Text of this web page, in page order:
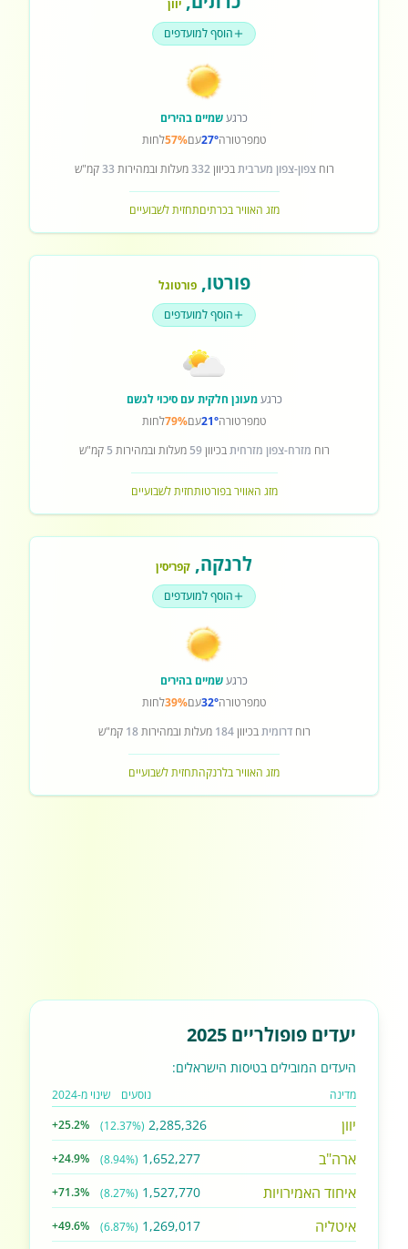
יוון
הוסף למועדפים
כרגעשמיים בהירים
טמפרטורה27°עם57%לחות
רוחצפון-צפון מערביתבכיוון332מעלות ובמהירות 33קמ"ש
מזג האוויר בכרתיםתחזית לשבועיים
פורטו,פורטוגל
הוסף למועדפים
כרגעמעונן חלקית עם סיכוי לגשם
טמפרטורה21°עם79%לחות
רוח מזרח-צפון מזרחיתבכיוון59 מעלות ובמהירות 5 קמ"ש
מזג האוויר בפורטותחזית לשבועיים
לרנקה, קפריסין
הוסף למועדפים
כרגעשמיים בהירים
טמפרטורה32°עם39%לחות
רוחדרומיתבכיוון184 מעלות ובמהירות18 קמ"ש
מזג האוויר בלרנקהתחזית לשבועיים
יעדים פופולריים 2025
היעדים המובילים בטיסות הישראלים:
מדינה נוסעים שינוי מ-2024
יוון 2,285,326
(12.37%)
+25.2%
ארה"ב 1,652,277
(8.94%)
+24.9%
איחוד האמירויות 1,527,770
(8.27%)
+71.3%
איטליה 1,269,017
(6.87%)
+49.6%